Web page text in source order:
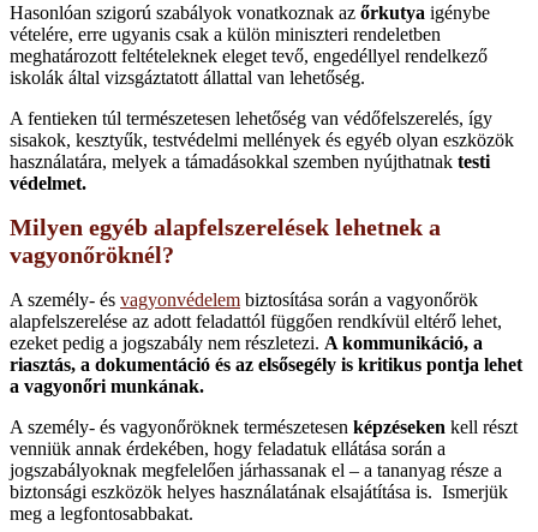
Hasonlóan szigorú szabályok vonatkoznak az őrkutya igénybe
vételére, erre ugyanis csak a külön miniszteri rendeletben
meghatározott feltételeknek eleget tevő, engedéllyel rendelkező
iskolák által vizsgáztatott állattal van lehetőség.
A fentieken túl természetesen lehetőség van védőfelszerelés, így
sisakok, kesztyűk, testvédelmi mellények és egyéb olyan eszközök
használatára, melyek a támadásokkal szemben nyújthatnak testi
védelmet.
Milyen egyéb alapfelszerelések lehetnek a
vagyonőröknél?
A személy- és vagyonvédelem biztosítása során a vagyonőrök
alapfelszerelése az adott feladattól függően rendkívül eltérő lehet,
ezeket pedig a jogszabály nem részletezi. A kommunikáció, a
riasztás, a dokumentáció és az elsősegély is kritikus pontja lehet
a vagyonőri munkának.
A személy- és vagyonőröknek természetesen képzéseken kell részt
venniük annak érdekében, hogy feladatuk ellátása során a
jogszabályoknak megfelelően járhassanak el – a tananyag része a
biztonsági eszközök helyes használatának elsajátítása is. Ismerjük
meg a legfontosabbakat.